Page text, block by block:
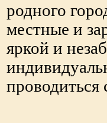
родного
местные и
яркой и
проводиться